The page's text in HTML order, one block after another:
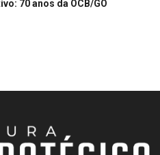
70 anos da OCB/GO